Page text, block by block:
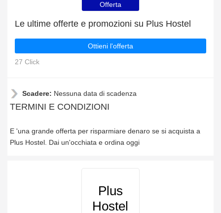
Offerta
Le ultime offerte e promozioni su Plus Hostel
Ottieni l'offerta
27 Click
Scadere: Nessuna data di scadenza
TERMINI E CONDIZIONI
E 'una grande offerta per risparmiare denaro se si acquista a
Plus Hostel. Dai un'occhiata e ordina oggi
Plus
Hostel